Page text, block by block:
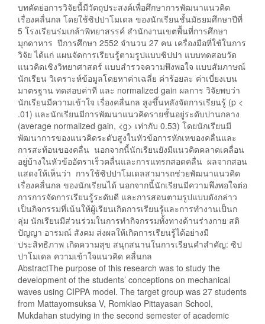
บทคัดย่อการวิจัยนี้มีวัตถุประสงค์เพื่อศึกษาการพัฒนาแนวคิด
เรื่องคลื่นกล โดยใช้ซิปปาโมเดล ของนักเรียนชั้นมัธยมศึกษาปีที่
5 โรงเรียนร่มเกล้าพิทยาสรรค์ สำนักงานเขตพื้นที่การศึกษา
มุกดาหาร ปีการศึกษา 2552 จำนวน 27 คน เครื่องมือที่ใช้ในการ
วิจัย ได้แก่ แผนจัดการเรียนรู้ตามรูปแบบซิปปา แบบทดสอบวัด
แนวคิดเชิงวิทยาศาสตร์ แบบสำรวจความพึงพอใจ แบบสัมภาษณ์
นักเรียน วิเคราะห์ข้อมูลโดยหาค่าเฉลี่ย ค่าร้อยละ ค่าเบี่ยงเบน
มาตรฐาน ทดสอบค่าที และ normalized gain ผลการ วิจัยพบว่า
นักเรียนมีความเข้าใจ เรื่องคลื่นกล สูงขึ้นหลังจัดการเรียนรู้ (p <
.01) และนักเรียนมีการพัฒนาแนวคิดรายชั้นอยู่ระดับปานกลาง
(average normalized gain, <g> เท่ากับ 0.53) โดยนักเรียนมี
พัฒนาการของแนวคิดระดับสูงในหัวข้อการหักเหของคลื่นและ
การสะท้อนของคลื่น นอกจากนี้นักเรียนยังมีแนวคิดคลาดเคลื่อน
อยู่บ้างในหัวข้ออัตราเร็วคลื่นและการแทรกสอดคลื่น ผลจากสอน
แสดงให้เห็นว่า การใช้ซิปปาโมเดลสามารถช่วยพัฒนาแนวคิด
เรื่องคลื่นกล ของนักเรียนได้ นอกจากนี้นักเรียนมีความพึงพอใจต่อ
การการจัดการเรียนรู้ระดับดี และการสอนตามรูปแบบดังกล่าว
เป็นกิจกรรมที่เน้นให้ผู้เรียนเกิดการเรียนรู้และการทำงานเป็นก
ลุ่ม นักเรียนมีส่วนร่วมในการทำกิจกรรมทั้งทางด้านร่างกาย สติ
ปัญญา อารมณ์ สังคม ส่งผลให้เกิดการเรียนรู้ได้อย่างมี
ประสิทธิภาพ เกิดความสุข สนุกสนานในการเรียนคำสำคัญ: ซิป
ปาโมเดล ความเข้าใจแนวคิด คลื่นกล
AbstractThe purpose of this research was to study the
development of the students’ conceptions on mechanical
waves using CIPPA model. The target group was 27 students
from Mattayomsuksa V, Romklao Pittayasan School,
Mukdahan studying in the second semester of academic